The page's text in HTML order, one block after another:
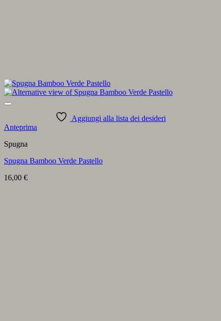
Aggiungi alla lista dei desideri
Anteprima
Spugna
Spugna Bamboo Verde Pastello
16,00 €